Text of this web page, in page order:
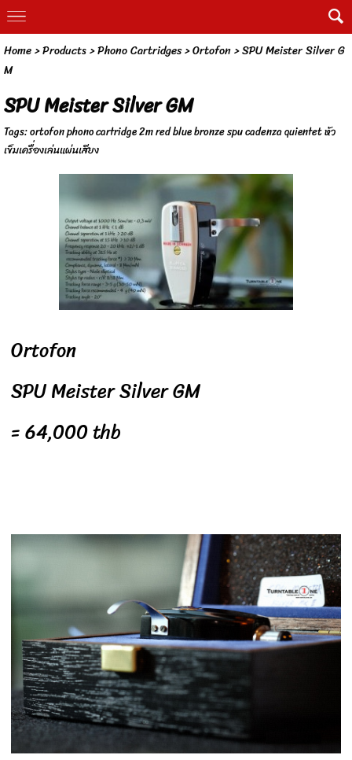
Home> Products >Phono Cartridges>Ortofon>SPU Meister Silver G
M
SPU Meister Silver GM
Tags:ortofon phono cartridge 2m red blue bronze spu cadenza quientet หัว
เข็มเครื่องเล่นแผ่นเสียง
Ortofon
SPU Meister Silver GM
= 64,000 thb